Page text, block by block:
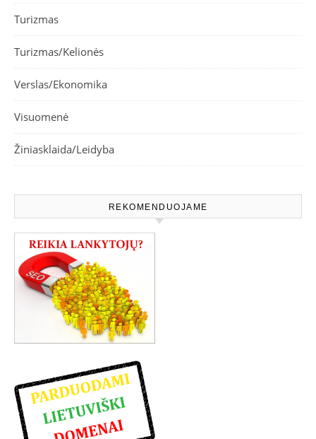
Turizmas
Turizmas/Kelionės
Verslas/Ekonomika
Visuomenė
Žiniasklaida/Leidyba
REKOMENDUOJAME